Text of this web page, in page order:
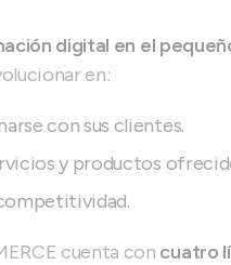
digital en el
en:
con sus clientes.
y productos
cuenta con cuatro